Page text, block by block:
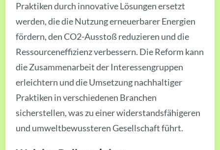
Praktiken durch innovative Lösungen ersetzt
werden, die die Nutzung erneuerbarer Energien
fördern, den CO2-Ausstoß reduzieren und die
Ressourceneffizienz verbessern. Die Reform kann
die Zusammenarbeit der Interessengruppen
erleichtern und die Umsetzung nachhaltiger
Praktiken in verschiedenen Branchen
sicherstellen, was zu einer widerstandsfähigeren
und umweltbewussteren Gesellschaft führt.